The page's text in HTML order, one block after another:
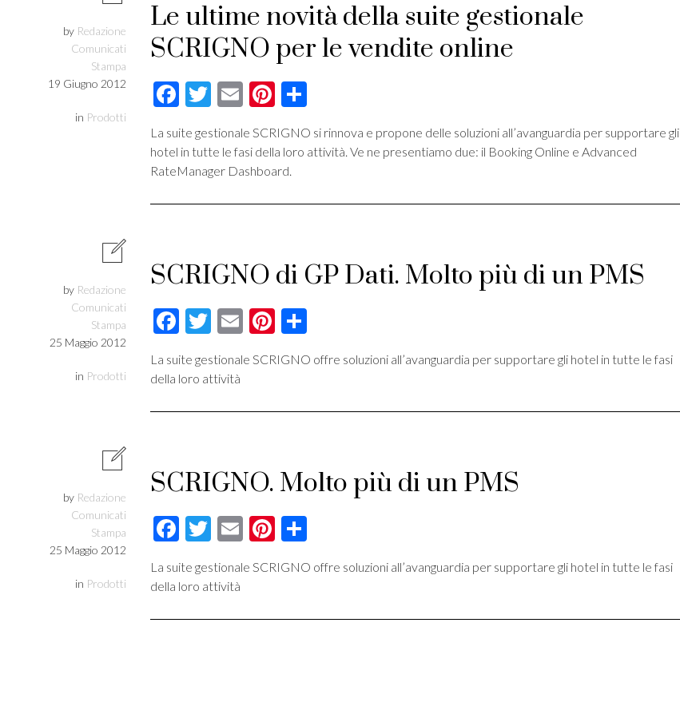
by Redazione
Comunicati
Stampa
19 Giugno 2012
in Prodotti
Le ultime novità della suite gestionale
SCRIGNO per le vendite online
Facebook
Twitter
EmailPinterest
Condividi
La suite gestionale SCRIGNO si rinnova e propone delle soluzioni all’avanguardia per supportare gli
hotel in tutte le fasi della loro attività. Ve ne presentiamo due: il Booking Online e Advanced
RateManager Dashboard.
by Redazione
Comunicati
Stampa
25 Maggio 2012
in Prodotti
SCRIGNO di GP Dati. Molto più di un PMS
Facebook
Twitter
EmailPinterest
Condividi
La suite gestionale SCRIGNO offre soluzioni all’avanguardia per supportare gli hotel in tutte le fasi
della loro attività
by Redazione
Comunicati
Stampa
25 Maggio 2012
in Prodotti
SCRIGNO. Molto più di un PMS
Facebook
Twitter
EmailPinterest
Condividi
La suite gestionale SCRIGNO offre soluzioni all’avanguardia per supportare gli hotel in tutte le fasi
della loro attività